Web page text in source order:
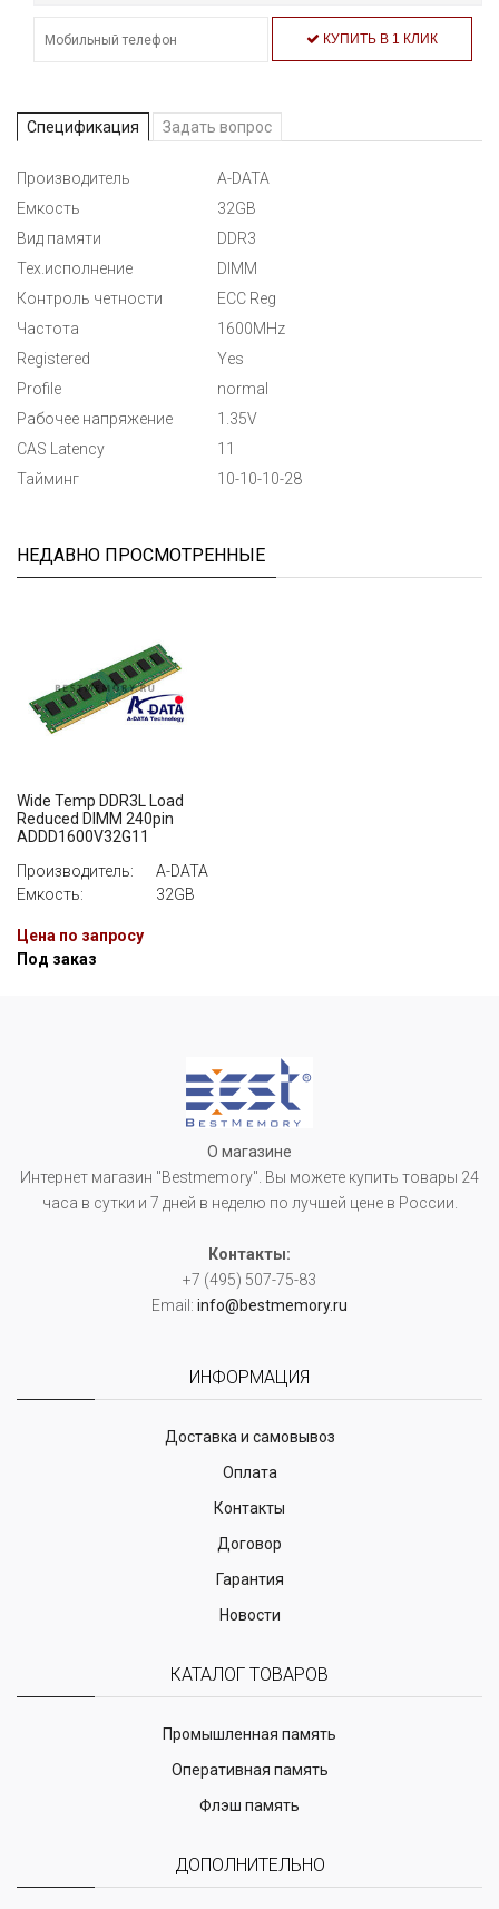
КУПИТЬ В 1 КЛИК
Спецификация Задать вопрос
Производитель
A-DATA
Емкость
32GB
Вид памяти
DDR3
Тех.исполнение
DIMM
Контроль четности
ECC Reg
Частота
1600MHz
Registered
Yes
Profile
normal
Рабочее напряжение
1.35V
CAS Latency
11
Тайминг
10-10-10-28
НЕДАВНО ПРОСМОТРЕННЫЕ
Wide Temp DDR3L Load
Reduced DIMM 240pin
ADDD1600V32G11
Производитель:
A-DATA
Емкость:
32GB
Цена по запросу
Под заказ
О магазине
Интернет магазин "Bestmemory". Вы можете купить товары 24
часа в сутки и 7 дней в неделю по лучшей цене в России.
Контакты:
+7 (495) 507-75-83
Email: info@bestmemory.ru
ИНФОРМАЦИЯ
Доставка и самовывоз
Оплата
Контакты
Договор
Гарантия
Новости
КАТАЛОГ ТОВАРОВ
Промышленная память
Оперативная память
Флэш память
ДОПОЛНИТЕЛЬНО